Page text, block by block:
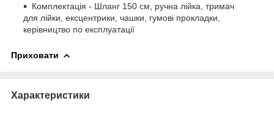
Комплектація - Шланг 150 см, ручна лійка, тримач
для лійки, ексцентрики, чашки, гумові прокладки,
керівництво по експлуатації
Приховати
Характеристики